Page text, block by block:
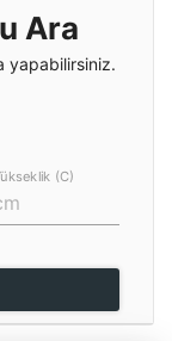
Ara
yapabilirsiniz.
(C)